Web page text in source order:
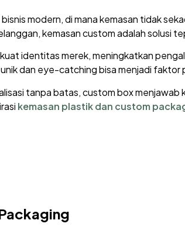
modern, di mana kemasan tidak
kemasan custom adalah solusi
identitas merek, meningkatkan
dan eye-catching bisa menjadi
tanpa batas, custom box
kemasan plastik dan custom